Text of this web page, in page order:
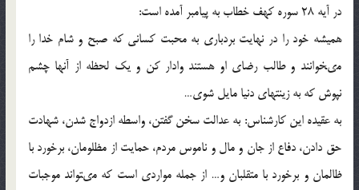
در آيه 28 سوره كهف خطاب به پيامبر آمده است:
هميشه خود را در نهايت بردبارى به محبت كسانى كه صبح و شام خدا را
مى‏خوانند و طالب رضاى او هستند وادار كن و يك لحظه از آنها چشم
نپوش كه به زينت‏هاى دنيا مايل شوى…
به عقيده اين كارشناس: به عدالت سخن گفتن، واسطه ازدواج شدن، شهادت
حق دادن، دفاع از جان و مال و ناموس مردم، حمايت از مظلومان، برخورد با
ظالمان و برخورد با متقلبان و… از جمله مواردى است كه مى‏تواند موجبات